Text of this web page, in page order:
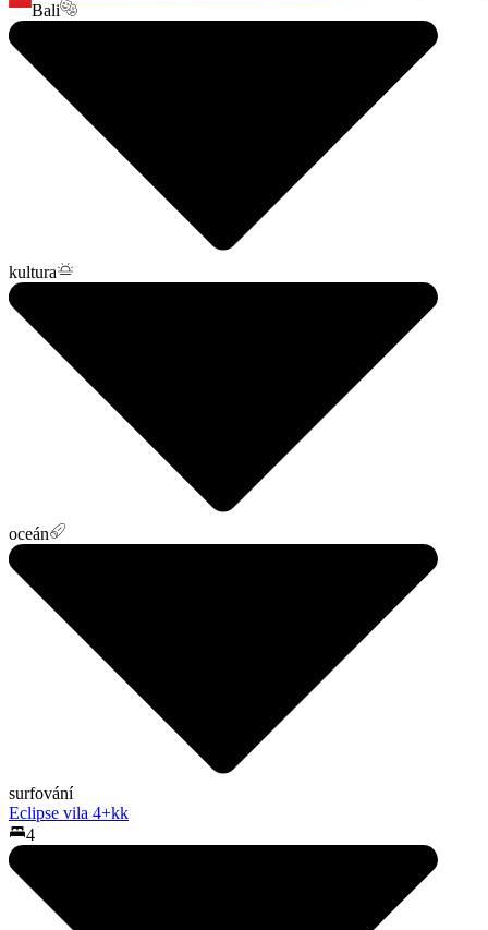
Bali
kultura
oceán
surfování
Eclipse vila 4+kk
4